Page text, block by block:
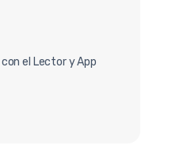
el Lector y App